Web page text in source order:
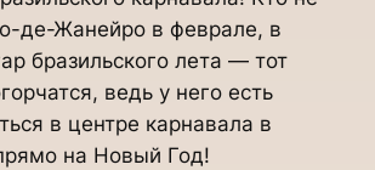
де-Жанейро в феврале, в
бразильского лета — тот
ведь у него есть
в центре карнавала в
на Новый Год!